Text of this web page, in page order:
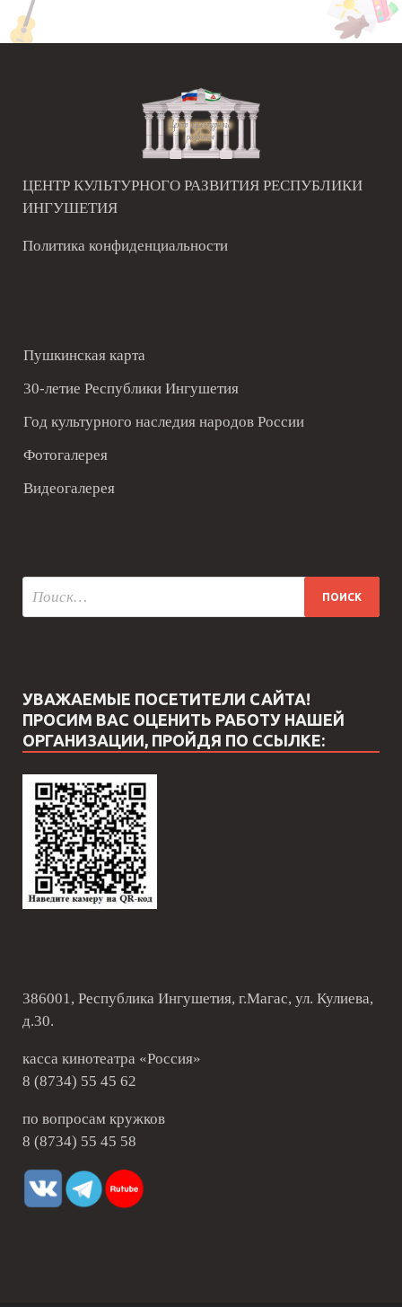
ЦЕНТР КУЛЬТУРНОГО РАЗВИТИЯ РЕСПУБЛИКИ
ИНГУШЕТИЯ
Политика конфиденциальности
Пушкинская карта
30-летие Республики Ингушетия
Год культурного наследия народов России
Фотогалерея
Видеогалерея
УВАЖАЕМЫЕ ПОСЕТИТЕЛИ САЙТА!
ПРОСИМ ВАС ОЦЕНИТЬ РАБОТУ НАШЕЙ
ОРГАНИЗАЦИИ, ПРОЙДЯ ПО ССЫЛКЕ:
386001, Республика Ингушетия, г.Магас, ул. Кулиева,
д.30.
касса кинотеатра «Россия»
8 (8734) 55 45 62
по вопросам кружков
8 (8734) 55 45 58